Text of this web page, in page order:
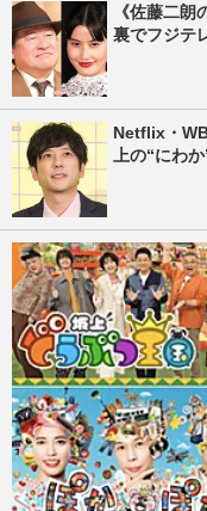
《佐藤二
裏でフジテ
Netflix・
上の“にわ